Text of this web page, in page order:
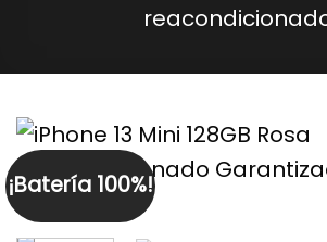
¡Batería 100%!